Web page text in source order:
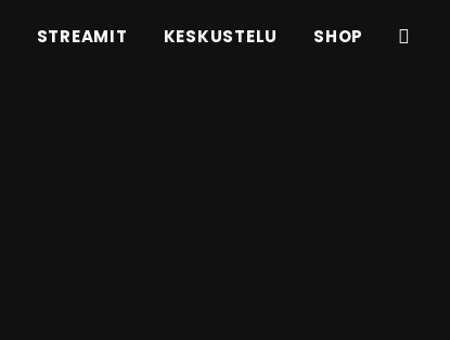
STREAMIT KESKUSTELU SHOP